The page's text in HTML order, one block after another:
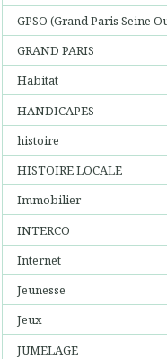
GPSO (Grand Paris Seine
GRAND PARIS
Habitat
HANDICAPES
histoire
HISTOIRE LOCALE
Immobilier
INTERCO
Internet
Jeunesse
Jeux
JUMELAGE